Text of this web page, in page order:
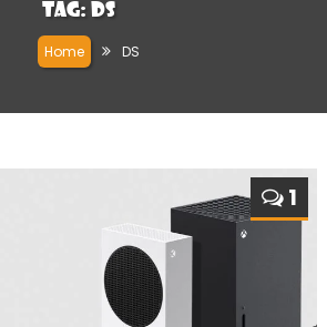
Tag: DS
Home DS
1